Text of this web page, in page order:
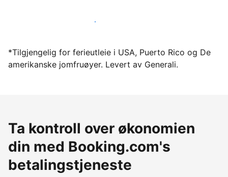
Lei ut ferieboligen din gjennom oss i dag
*Tilgjengelig for ferieutleie i USA, Puerto Rico og De
amerikanske jomfruøyer. Levert av Generali.
Ta kontroll over økonomien
din med Booking.com's
betalingstjeneste